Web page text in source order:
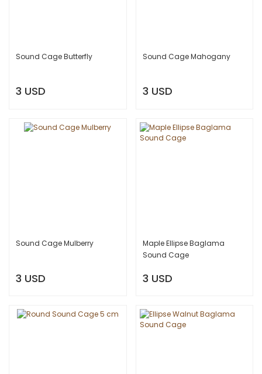
Sound Cage Butterfly
3 USD
Sound Cage Mahogany
3 USD
Sound Cage Mulberry
3 USD
Maple Ellipse Baglama
Sound Cage
3 USD